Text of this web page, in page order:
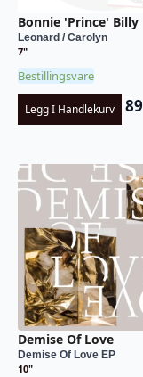
Bonnie 'Prince' Billy
Leonard / Carolyn
7"
Bestillingsvare
Legg I Handlekurv 89
Demise Of Love
Demise Of Love EP
10"